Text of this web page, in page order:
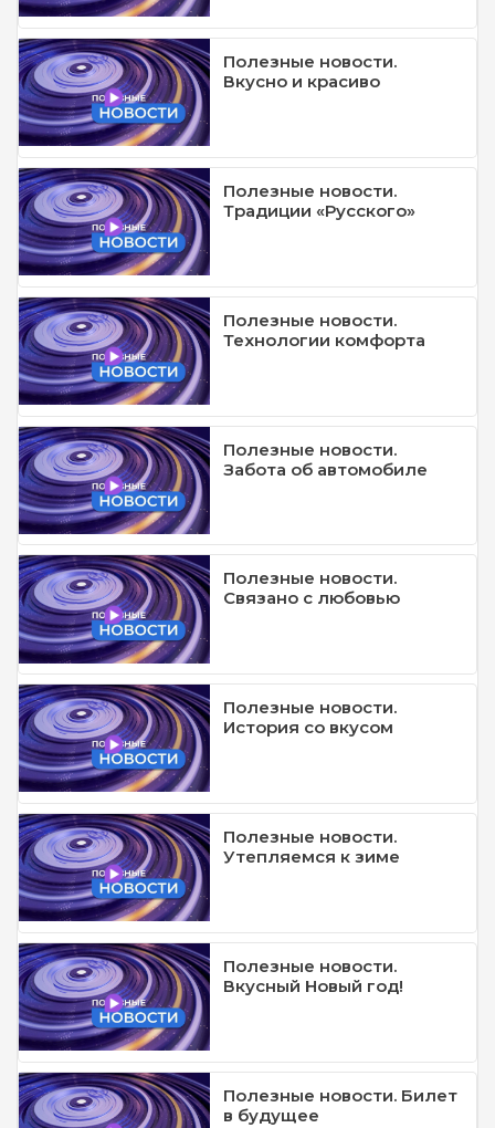
Полезные новости.
Вкусно и красиво
Полезные новости.
Традиции «Русского»
Полезные новости.
Технологии комфорта
Полезные новости.
Забота об автомобиле
Полезные новости.
Связано с любовью
Полезные новости.
История со вкусом
Полезные новости.
Утепляемся к зиме
Полезные новости.
Вкусный Новый год!
Полезные новости. Билет
в будущее